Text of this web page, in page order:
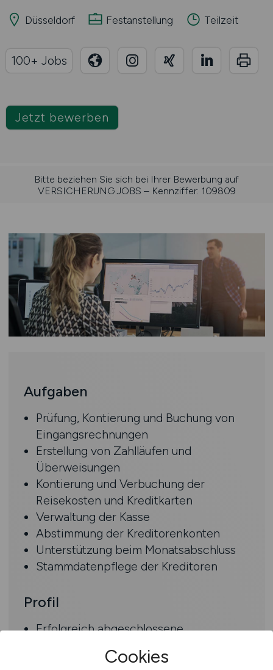
Düsseldorf Festanstellung Teilzeit
Jetzt bewerben
100+ Jobs
Bitte beziehen Sie sich bei Ihrer Bewerbung auf
VERSICHERUNG.JOBS – Kennziffer: 109809
Aufgaben
Prüfung, Kontierung und Buchung von
Eingangsrechnungen
Erstellung von Zahlläufen und
Überweisungen
Kontierung und Verbuchung der
Reisekosten und Kreditkarten
Verwaltung der Kasse
Abstimmung der Kreditorenkonten
Unterstützung beim Monatsabschluss
Stammdatenpflege der Kreditoren
Profil
Erfolgreich abgeschlossene
Cookies